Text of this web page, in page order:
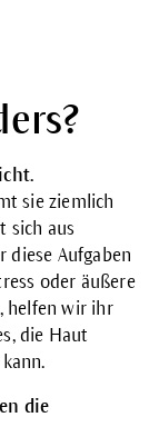
sie ziemlich
sich aus
diese Aufgaben
oder äußere
helfen wir ihr
die Haut
die